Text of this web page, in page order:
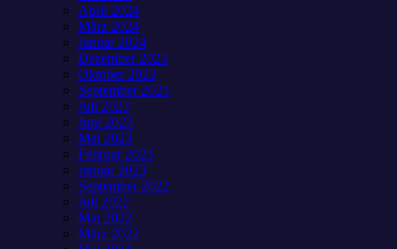
April 2024
März 2024
Januar 2024
Dezember 2023
Oktober 2023
September 2023
Juli 2023
Juni 2023
Mai 2023
Februar 2023
Januar 2023
September 2022
Juli 2022
Mai 2022
März 2022